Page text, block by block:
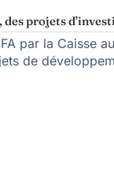
projets
par la Caisse
de